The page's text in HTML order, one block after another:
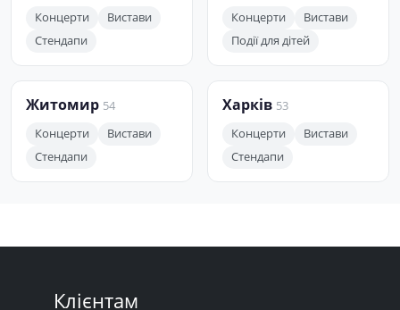
Концерти
Вистави
Стендапи
Концерти
Вистави
Події для дітей
Житомир 54
Концерти
Вистави
Стендапи
Харків 53
Концерти
Вистави
Стендапи
Клієнтам